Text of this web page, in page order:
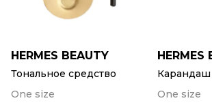
HERMES BEAUTY
Тональное средство
One size
HERMES
Карандаш
One size